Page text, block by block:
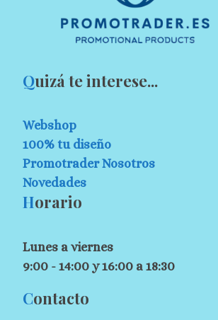
Quizá te interese...
Webshop
100% tu diseño
Promotrader Nosotros
Novedades
Horario
Lunes a viernes
9:00 - 14:00 y 16:00 a 18:30
Contacto